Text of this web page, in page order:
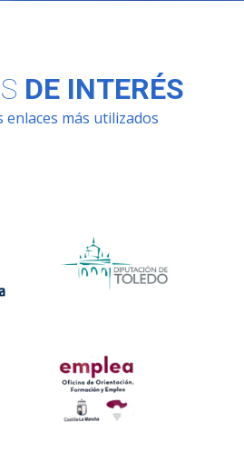
DE INTERÉS
enlaces más utilizados